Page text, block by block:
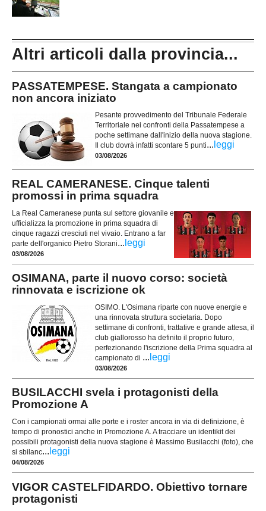
Altri articoli dalla provincia...
PASSATEMPESE. Stangata a campionato
non ancora iniziato
Pesante provvedimento del Tribunale Federale
Territoriale nei confronti della Passatempese a
poche settimane dall'inizio della nuova stagione.
Il club dovrà infatti scontare 5 punti... leggi
03/08/2026
REAL CAMERANESE. Cinque talenti
promossi in prima squadra
La Real Cameranese punta sul settore giovanile e
ufficializza la promozione in prima squadra di
cinque ragazzi cresciuti nel vivaio. Entrano a far
parte dell'organico Pietro Storani... leggi
03/08/2026
OSIMANA, parte il nuovo corso: società
rinnovata e iscrizione ok
OSIMO. L'Osimana riparte con nuove energie e
una rinnovata struttura societaria. Dopo
settimane di confronti, trattative e grande attesa, il
club giallorosso ha definito il proprio futuro,
perfezionando l'iscrizione della Prima squadra al
campionato di ... leggi
03/08/2026
BUSILACCHI svela i protagonisti della
Promozione A
Con i campionati ormai alle porte e i roster ancora in via di definizione, è
tempo di pronostici anche in Promozione A. A tracciare un identikit dei
possibili protagonisti della nuova stagione è Massimo Busilacchi (foto), che
si sbilanc... leggi
04/08/2026
VIGOR CASTELFIDARDO. Obiettivo tornare
protagonisti